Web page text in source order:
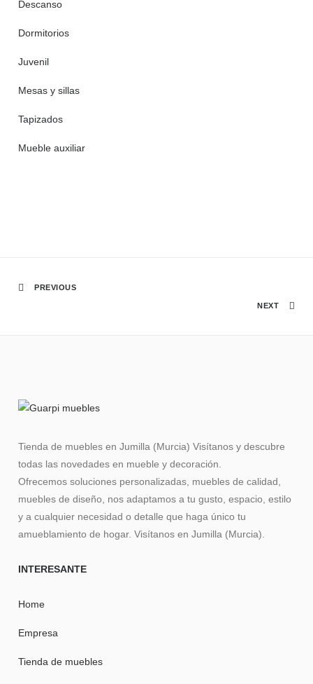
Descanso
Dormitorios
Juvenil
Mesas y sillas
Tapizados
Mueble auxiliar
PREVIOUS
NEXT
Tienda de muebles en Jumilla (Murcia) Visítanos y descubre
todas las novedades en mueble y decoración.
Ofrecemos soluciones personalizadas, muebles de calidad,
muebles de diseño, nos adaptamos a tu gusto, espacio, estilo
y a cualquier necesidad o detalle que haga único tu
amueblamiento de hogar. Visítanos en Jumilla (Murcia).
INTERESANTE
Home
Empresa
Tienda de muebles